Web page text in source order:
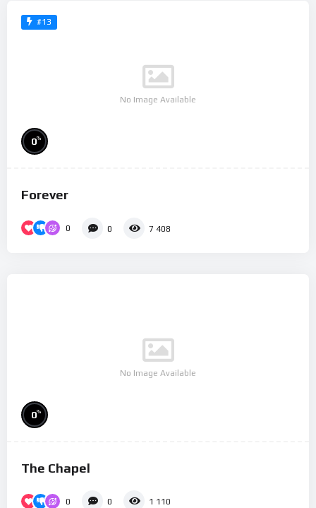
#13
No Image Available
0%
Forever
0 0 7 408
No Image Available
0%
The Chapel
0 0 1 110